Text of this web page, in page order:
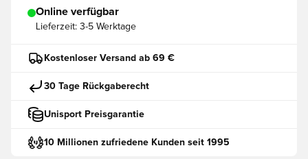
Online verfügbar
Lieferzeit: 3-5 Werktage
Kostenloser Versand ab 69 €
30 Tage Rückgaberecht
Unisport Preisgarantie
10 Millionen zufriedene Kunden seit 1995